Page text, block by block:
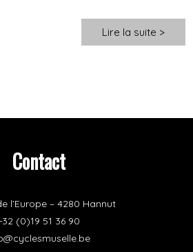
Lire la suite >
Contact
l’Europe – 4280 Hannut
(0)19 51 36 90